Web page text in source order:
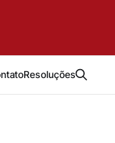
Resoluções